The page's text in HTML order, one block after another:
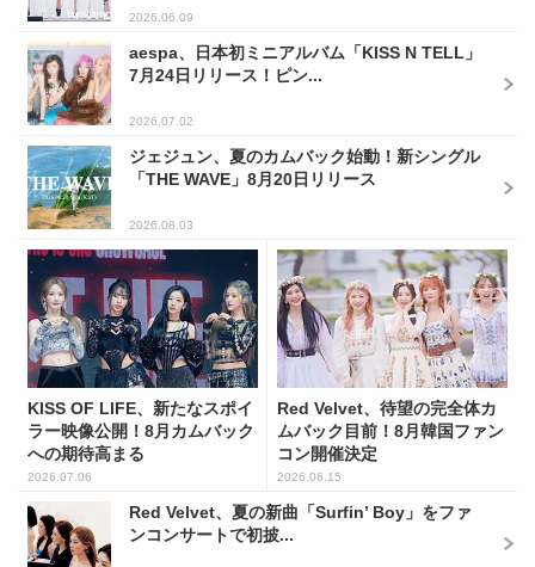
2026.06.09
aespa、日本初ミニアルバム「KISS N TELL」
7月24日リリース！ピン...
2026.07.02
ジェジュン、夏のカムバック始動！新シングル
「THE WAVE」8月20日リリース
2026.08.03
KISS OF LIFE、新たなスポイ
ラー映像公開！8月カムバック
への期待高まる
2026.07.06
Red Velvet、待望の完全体カ
ムバック目前！8月韓国ファン
コン開催決定
2026.06.15
Red Velvet、夏の新曲「Surfin’ Boy」をファ
ンコンサートで初披...